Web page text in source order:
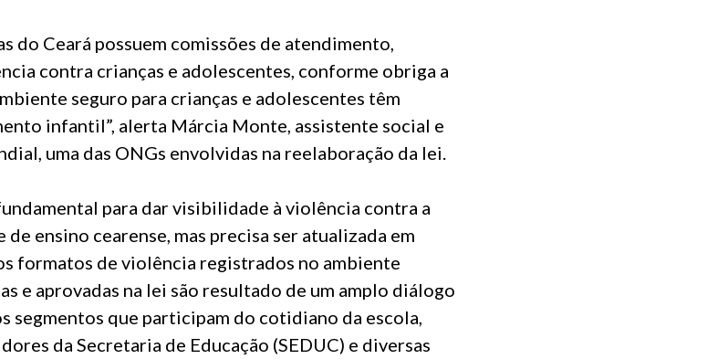
do Ceará possuem comissões de atendimento,
contra crianças e adolescentes, conforme obriga a
seguro para crianças e adolescentes têm
infantil”, alerta Márcia Monte, assistente social e
uma das ONGs envolvidas na reelaboração da lei.
para dar visibilidade à violência contra a
ensino cearense, mas precisa ser atualizada em
formatos de violência registrados no ambiente
e aprovadas na lei são resultado de um amplo diálogo
segmentos que participam do cotidiano da escola,
da Secretaria de Educação (SEDUC) e diversas